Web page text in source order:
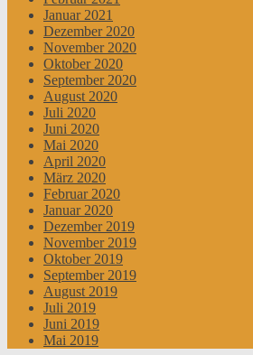
Januar 2021
Dezember 2020
November 2020
Oktober 2020
September 2020
August 2020
Juli 2020
Juni 2020
Mai 2020
April 2020
März 2020
Februar 2020
Januar 2020
Dezember 2019
November 2019
Oktober 2019
September 2019
August 2019
Juli 2019
Juni 2019
Mai 2019